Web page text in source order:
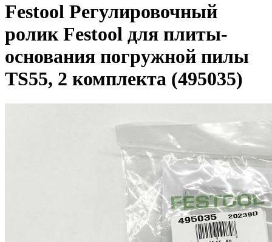
Festool Регулировочный
ролик Festool для плиты-
основания погружной пилы
TS55, 2 комплекта (495035)